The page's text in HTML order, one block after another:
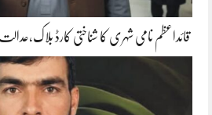
قائداعظم نامی شہری کا شناختی کارڈ